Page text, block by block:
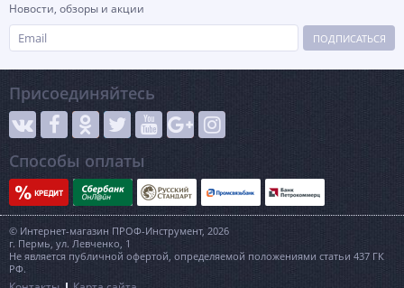
Новости, обзоры и акции
ПОДПИСАТЬСЯ
Присоединяйтесь
Способы оплаты
© Интернет-магазин ПРОФ-Инструмент, 2026
г. Пермь, ул. Левченко, 1
Не является публичной офертой, определяемой положениями статьи 437 ГК
РФ.